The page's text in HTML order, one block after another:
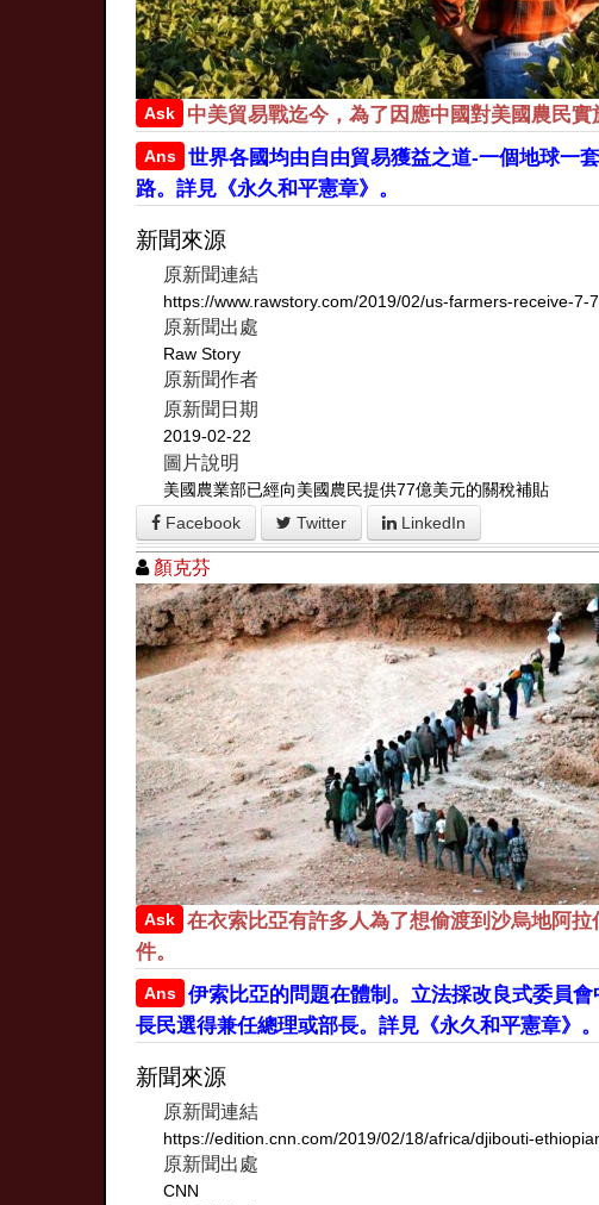
Ask 中美貿易戰迄今，為了因應中國對美國農民
Ans
世界各國均由自由貿易獲益之道-一個地球一
路。詳見《永久和平憲章》。
新聞來源
原新聞連結
https://www.rawstory.com/2019/02/us-farmers-receive-
原新聞出處
Raw Story
原新聞作者
原新聞日期
2019-02-22
圖片說明
美國農業部已經向美國農民提供77億美元的關稅補貼
Facebook
Twitter LinkedIn
顏克芬
Ask
在衣索比亞有許多人為了想偷渡到沙烏地阿
件。
Ans
伊索比亞的問題在體制。立法採改良式委員
長民選得兼任總理或部長。詳見《永久和平憲章》。
新聞來源
原新聞連結
https://edition.cnn.com/2019/02/18/africa/djibouti-
原新聞出處
CNN